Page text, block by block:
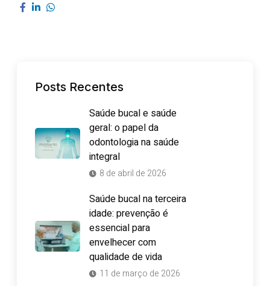
Posts Recentes
Saúde bucal e saúde
geral: o papel da
odontologia na saúde
integral
8 de abril de 2026
Saúde bucal na terceira
idade: prevenção é
essencial para
envelhecer com
qualidade de vida
11 de março de 2026